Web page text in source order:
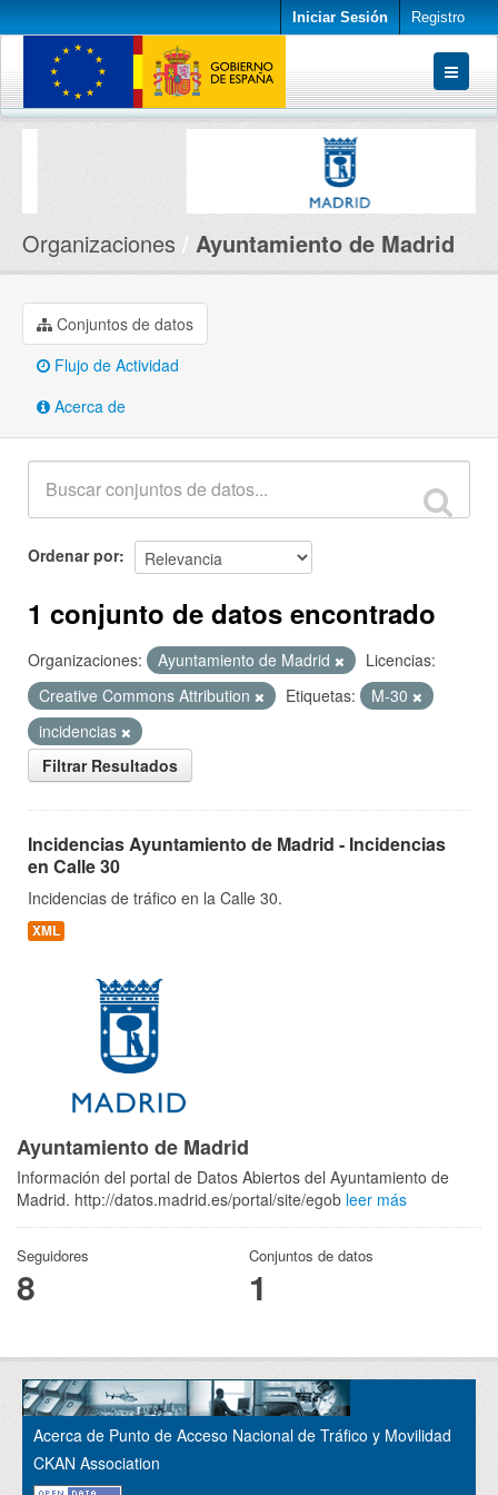
Iniciar Sesión Registro
Conjuntos de datos
Organizaciones Ayuntamiento de Madrid
Conjuntos de datos
Flujo de Actividad
Acerca de
Ordenar por
1 conjunto de datos encontrado
Organizaciones: Ayuntamiento de Madrid
Licencias:
Creative Commons Attribution
Etiquetas:
M-30
incidencias
Filtrar Resultados
Incidencias Ayuntamiento de Madrid - Incidencias
en Calle 30
Incidencias de tráfico en la Calle 30.
XML
Ayuntamiento de Madrid
Información del portal de Datos Abiertos del Ayuntamiento de
Madrid. http://datos.madrid.es/portal/site/egob leer más
Seguidores
8
Conjuntos de datos
1
Acerca de Punto de Acceso Nacional de Tráfico y Movilidad
CKAN Association